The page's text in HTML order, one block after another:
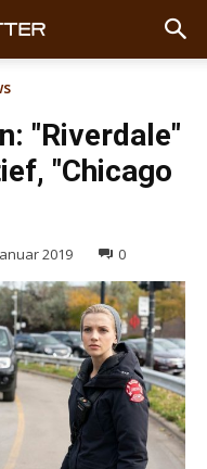
"Riverdale"
"Chicago
2019 0